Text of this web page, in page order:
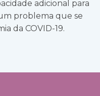
adicional para
problema que se
da COVID-19.